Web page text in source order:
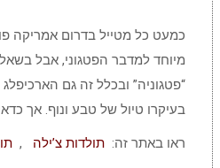
כמעט כל מטייל בדרום אמריקה
מיוחד למדבר הפטגוני, אבל
“פטגוניה” ובכלל זה גם
בעיקרו טיול של טבע ונוף. אך
ראו באתר זה: תולדות צ’ילה ,